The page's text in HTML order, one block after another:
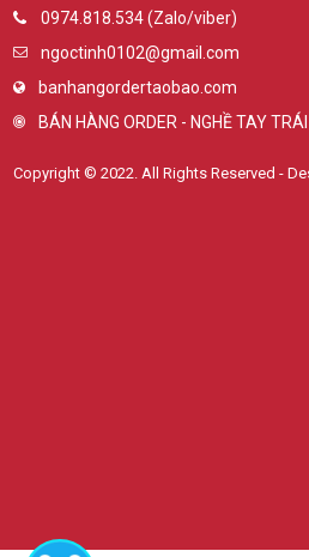
0974.818.534 (Zalo/viber)
ngoctinh0102@gmail.com
banhangordertaobao.com
BÁN HÀNG ORDER - NGHỀ TAY
Copyright © 2022. All Rights Reserved -